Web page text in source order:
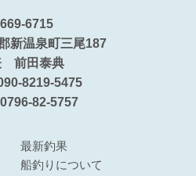
6715
新温泉町三尾187
前田泰典
8219-5475
82-5757
最新釣果
船釣りについて